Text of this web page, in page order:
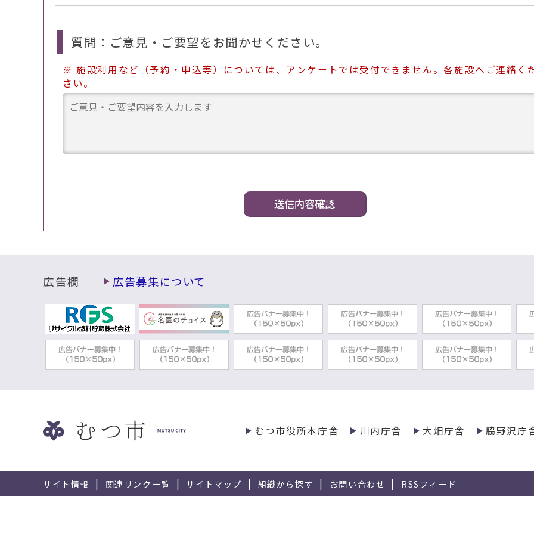
質問：ご意見・ご要望をお聞かせください。
※ 施設利用など（予約・申込等）については、アンケートでは受付できません。各施設へご連絡く
さい。
広告欄 広告募集について
むつ市役所本庁舎 川内庁舎 大畑庁舎 脇野沢庁
サイト情報 関連リンク一覧 サイトマップ 組織から探す お問い合わせ RSSフィード